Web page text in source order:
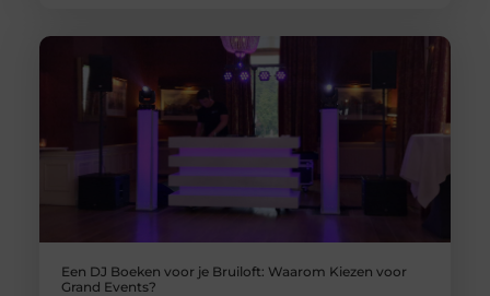
Een DJ Boeken voor je Bruiloft: Waarom Kiezen voor
Grand Events?